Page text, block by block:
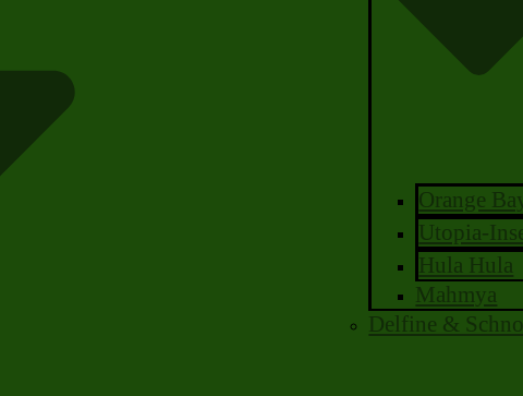
Orange
Utopia-
Hula Hula
Mahmya
Delfine &